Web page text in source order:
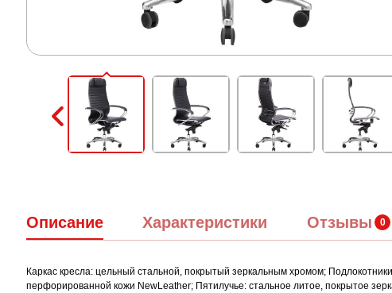
Описание Характеристики Отзывы
Каркас кресла: цельный стальной, покрытый зеркальным хромом;
перфорированной кожи NewLeather; Пятилучье: стальное литое, покрытое